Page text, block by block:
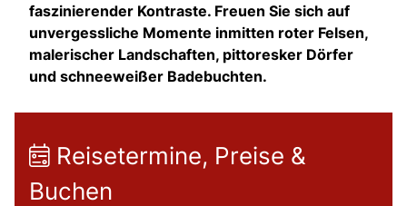
faszinierender Kontraste. Freuen Sie sich auf
unvergessliche Momente inmitten roter Felsen,
malerischer Landschaften, pittoresker Dörfer
und schneeweißer Badebuchten.
Reisetermine, Preise &
Buchen